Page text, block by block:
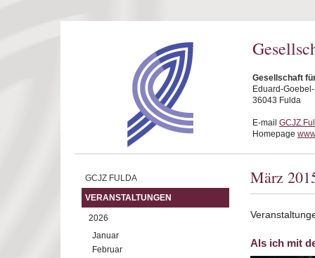
Gesellschaft
Eduard-
36043 Fulda
E-mail
Homepage
GCJZ FULDA
VERANSTALTUNGEN
2026
Januar
Februar
März
Als ich mit